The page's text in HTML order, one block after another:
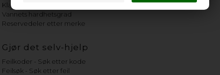
Klage på bassengrobot
Vannets hardhetsgrad
Reservedeler etter merke
Gjør det selv-hjelp
Feilkoder - Søk etter kode
Feilsøk - Søk etter feil